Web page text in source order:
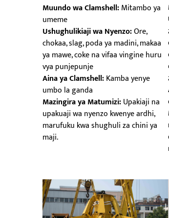
Muundo wa Clamshell:Mitambo ya
umeme
Ushughulikiaji wa Nyenzo:Ore,
chokaa, slag, poda ya madini, makaa
ya mawe, coke na vifaa vingine huru
vya punjepunje
Aina ya Clamshell:Kamba yenye
umbo la ganda
Mazingira ya Matumizi:Upakiaji na
upakuaji wa nyenzo kwenye ardhi,
marufuku kwa shughuli za chini ya
maji.